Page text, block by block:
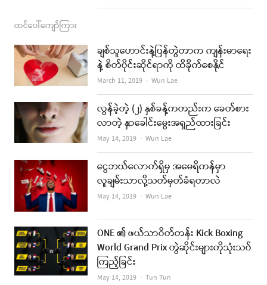
ထင်ပေါ်ကျော်ကြား
ချစ်သူဟောင်းနဲ့ပြန်တွဲတာက ကျန်းမာရေး
နဲ့ စိတ်ပိုင်းဆိုင်ရာကို ထိခိုက်စေနိုင်
March 11, 2019 Author
Wun Lae
လွန်ခဲ့တဲ့ (၂) နှစ်ခန့်ကတည်းက ခေတ်စား
လာတဲ့ နှာခေါင်းမွေးအရှည်ထားခြင်း
May 14, 2019 Author
Wun Lae
ငွေဘယ်လောက်ရှိမှ အမေရိကန်မှာ
လူချမ်းသာလို့သတ်မှတ်ခံရတာလဲ
May 14, 2019 Author
Wun Lae
ONE ၏ ဖယ်သာဝိတ်တန်း Kick Boxing
World Grand Prix တွဲဆိုင်းများကိုသုံးသပ်
ကြည့်ခြင်း
May 14, 2019 Author
Tun Tun